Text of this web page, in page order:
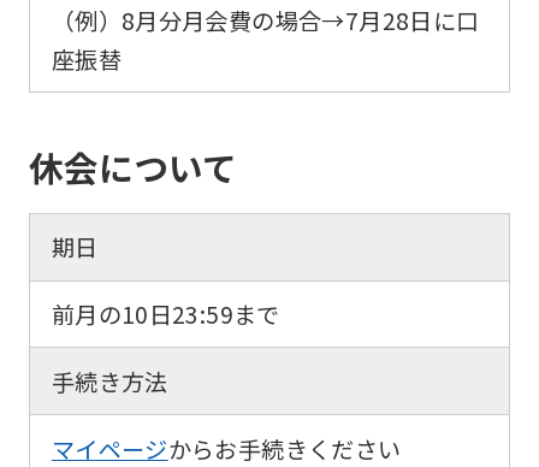
（例）8月分月会費の場合→7月28日 に口
座振替
休会について
期日
前月の10日23:59まで
手続き方法
マイページからお手続きください